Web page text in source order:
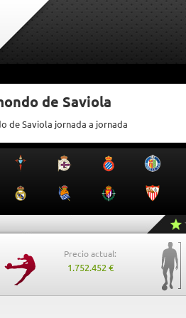
de Saviola
de Saviola jornada a jornada
Precio actual:
1.752.452 €